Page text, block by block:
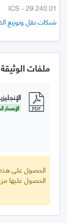
ICS - 29.240.01
شبكات نقل وتوزيع
ملفات الوثيقة GSO IEC TS 63291-1:2025
الإصدار
الحصول على هذه
الحصول عليها